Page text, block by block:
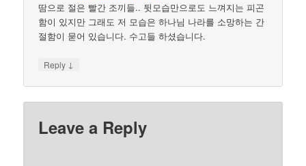
땀으로 절은 빨간 조끼들.. 뒷모습만으로도 느껴지는 피곤
함이 있지만 그래도 저 모습은 하나님 나라를 소망하는 간
절함이 묻어 있습니다. 수고들 하셨습니다.
Reply ↓
Leave a Reply